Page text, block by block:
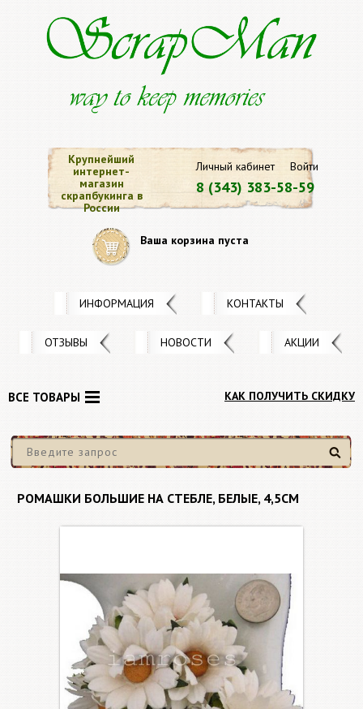
Личный кабинет Войти
8 (343) 383-58-59
Крупнейший
интернет-
магазин
скрапбукинга в
России
Ваша корзина пуста
ИНФОРМАЦИЯ КОНТАКТЫ
ОТЗЫВЫ НОВОСТИ АКЦИИ
КАК ПОЛУЧИТЬ СКИДКУ
Найти
ВСЕ ТОВАРЫ
РОМАШКИ БОЛЬШИЕ НА СТЕБЛЕ, БЕЛЫЕ, 4,5СМ